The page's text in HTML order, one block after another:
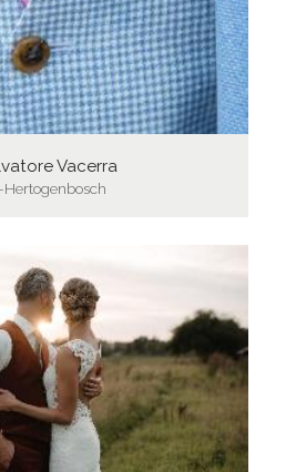
Vacerra
Hertogenbosch